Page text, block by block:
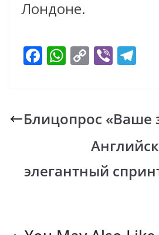
Лондоне.
F
b
o
k
W
s
A
p
C
y
Li
n
k
Vi
gr
a
m
Блицопрос «Ваше
элегантный